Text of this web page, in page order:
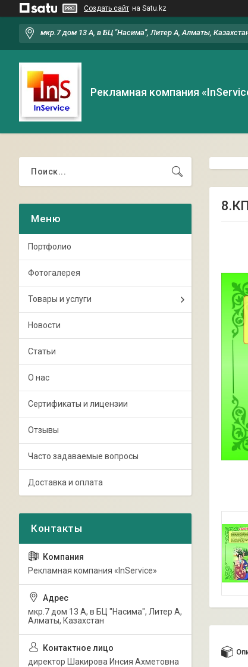
Создать сайт на Satu.kz
мкр.7 дом 13 А, в БЦ "Насима", Литер А, Алматы,
Рекламная компания
Портфолио
Фотогалерея
Товары и услуги
Новости
Статьи
О нас
Сертификаты и лицензии
Отзывы
Часто задаваемые вопросы
Доставка и оплата
Рекламная компания «InService»
мкр.7 дом 13 А, в БЦ "Насима", Литер А,
Алматы, Казахстан
директор Шакирова Инсия Ахметовна